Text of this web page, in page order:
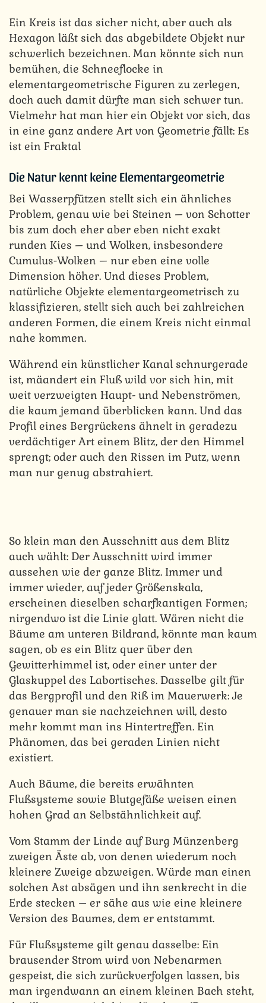
Ein Kreis ist das sicher nicht, aber auch als
Hexagon läßt sich das abgebildete Objekt nur
schwerlich bezeichnen. Man könnte sich nun
bemühen, die Schneeflocke in
elementargeometrische Figuren zu zerlegen,
doch auch damit dürfte man sich schwer tun.
Vielmehr hat man hier ein Objekt vor sich, das
in eine ganz andere Art von Geometrie fällt: Es
ist ein Fraktal
Die Natur kennt keine Elementargeometrie
Bei Wasserpfützen stellt sich ein ähnliches
Problem, genau wie bei Steinen – von Schotter
bis zum doch eher aber eben nicht exakt
runden Kies – und Wolken, insbesondere
Cumulus-Wolken – nur eben eine volle
Dimension höher. Und dieses Problem,
natürliche Objekte elementargeometrisch zu
klassifizieren, stellt sich auch bei zahlreichen
anderen Formen, die einem Kreis nicht einmal
nahe kommen.
Während ein künstlicher Kanal schnurgerade
ist, mäandert ein Fluß wild vor sich hin, mit
weit verzweigten Haupt- und Nebenströmen,
die kaum jemand überblicken kann. Und das
Profil eines Bergrückens ähnelt in geradezu
verdächtiger Art einem Blitz, der den Himmel
sprengt; oder auch den Rissen im Putz, wenn
man nur genug abstrahiert.
So klein man den Ausschnitt aus dem Blitz
auch wählt: Der Ausschnitt wird immer
aussehen wie der ganze Blitz. Immer und
immer wieder, auf jeder Größenskala,
erscheinen dieselben scharfkantigen Formen;
nirgendwo ist die Linie glatt. Wären nicht die
Bäume am unteren Bildrand, könnte man kaum
sagen, ob es ein Blitz quer über den
Gewitterhimmel ist, oder einer unter der
Glaskuppel des Labortisches. Dasselbe gilt für
das Bergprofil und den Riß im Mauerwerk: Je
genauer man sie nachzeichnen will, desto
mehr kommt man ins Hintertreffen. Ein
Phänomen, das bei geraden Linien nicht
existiert.
Auch Bäume, die bereits erwähnten
Flußsysteme sowie Blutgefäße weisen einen
hohen Grad an Selbstähnlichkeit auf.
Vom Stamm der Linde auf Burg Münzenberg
zweigen Äste ab, von denen wiederum noch
kleinere Zweige abzweigen. Würde man einen
solchen Ast absägen und ihn senkrecht in die
Erde stecken – er sähe aus wie eine kleinere
Version des Baumes, dem er entstammt.
Für Flußsysteme gilt genau dasselbe: Ein
brausender Strom wird von Nebenarmen
gespeist, die sich zurückverfolgen lassen, bis
man irgendwann an einem kleinen Bach steht,